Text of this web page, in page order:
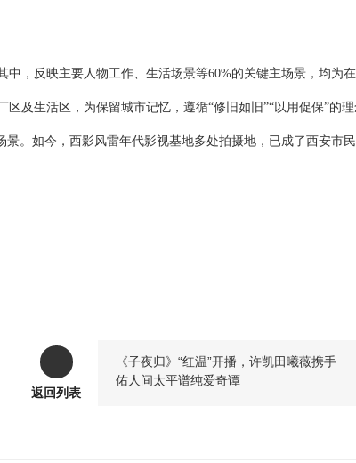
中， 反映主要人物工作、生活场景等60%的关键主场景，均为
区及生活区，为保留城市记忆 ， 遵循“修旧如旧”“以用促保”的理
景。 如今， 西影风雷年代影视基地多处拍摄地，已成了西安市
《子夜归》“红温”开播，许凯田曦薇携手
佑人间太平谱纯爱奇谭
返回列表